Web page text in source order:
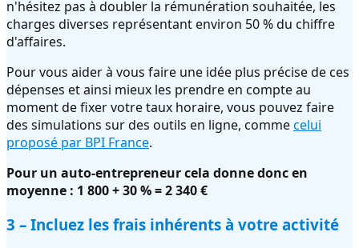
n'hésitez pas à doubler la rémunération souhaitée, les
charges diverses représentant environ 50 % du chiffre
d'affaires.
Pour vous aider à vous faire une idée plus précise de ces
dépenses et ainsi mieux les prendre en compte au
moment de fixer votre taux horaire, vous pouvez faire
des simulations sur des outils en ligne, commecelui
proposé par BPI France.
Pour un auto-entrepreneur cela donne donc en
moyenne : 1 800 + 30 % = 2 340 €
3 – Incluez les frais inhérents à votre activité